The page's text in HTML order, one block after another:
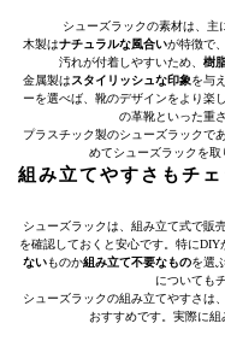
シューズラックの素材は、主
木製はナチュラルな風合いが特徴で
汚れが付着しやすいため、 樹
金属製はスタイリッシュな印象を与
ーを選べば、靴のデザインをより楽
の革靴といった重
プラスチック製のシューズラックであ
めてシューズラックを取
組み立てやすさもチェ
シューズラックは、組み立て式で販
を確認しておくと安心です。特にDIY
ないものか組み立て不要なものを選
についても
シューズラックの組み立てやすさは
おすすめです。実際に組